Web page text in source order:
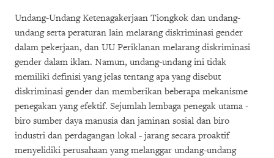
Undang-Undang Ketenagakerjaan Tiongkok dan undang-
undang serta peraturan lain melarang diskriminasi gender
dalam pekerjaan, dan UU Periklanan melarang diskriminasi
gender dalam iklan. Namun, undang-undang ini tidak
memiliki definisi yang jelas tentang apa yang disebut
diskriminasi gender dan memberikan beberapa mekanisme
penegakan yang efektif. Sejumlah lembaga penegak utama -
biro sumber daya manusia dan jaminan sosial dan biro
industri dan perdagangan lokal - jarang secara proaktif
menyelidiki perusahaan yang melanggar undang-undang